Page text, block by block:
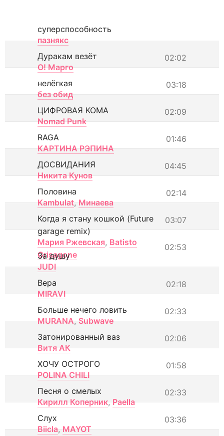
суперспособность
пазнякс
02:02
Дуракам везёт
О! Марго
03:18
нелёгкая
без обид
02:09
ЦИФРОВАЯ КОМА
Nomad Punk
01:46
RAGA
КАРТИНА РЭПИНА
04:45
ДОСВИДАНИЯ
Никита Кунов
02:14
Половина
Kambulat, Минаева
03:07
Когда я стану кошкой (Future
garage remix)
Мария Ржевская, Batisto
Grisagone
02:53
За душу
JUDI
02:18
Вера
MIRAVI
02:33
Больше нечего ловить
MURANA, Subwave
02:06
Затонированный ваз
Витя АК
01:58
ХОЧУ ОСТРОГО
POLINA CHILI
02:33
Песня о смелых
Кирилл Коперник, Paella
03:36
Слух
Biicla, MAYOT